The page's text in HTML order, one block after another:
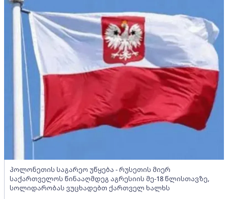
პოლონეთის საგარეო უწყება - რუსეთის მიერ
საქართველოს წინააღმდეგ აგრესიის მე-18 წლისთავზე,
სოლიდარობას ვუცხადებთ ქართველ ხალხს